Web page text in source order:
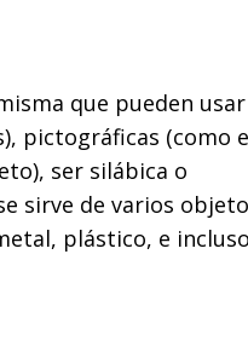
que pueden usar
pictográficas (como
ser silábica o
sirve de varios
plástico, e incluso